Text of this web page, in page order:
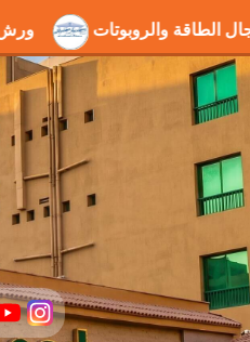
مجال الطاقة والروبوتات